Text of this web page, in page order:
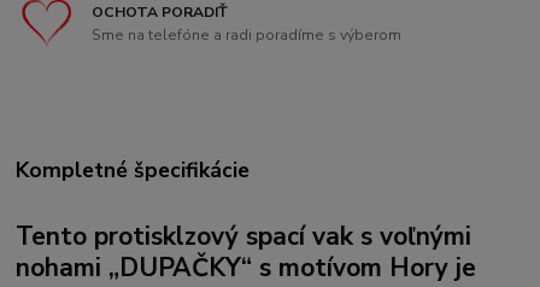
OCHOTA PORADIŤ
Sme na telefóne a radi poradíme s výberom
Kompletné špecifikácie
Tento protisklzový spací vak s voľnými
nohami „DUPAČKY“ s motívom Hory je